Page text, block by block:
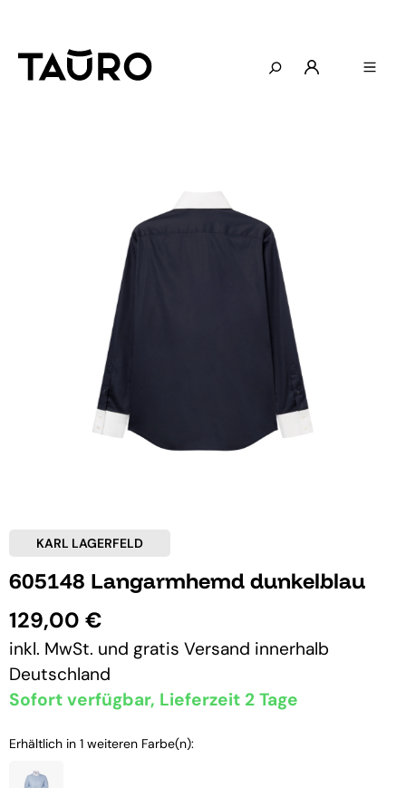
KARL LAGERFELD
605148 Langarmhemd dunkelblau
129,00 €
inkl. MwSt. und gratis Versand innerhalb
Deutschland
Sofort verfügbar, Lieferzeit 2 Tage
Erhältlich in 1 weiteren Farbe(n):